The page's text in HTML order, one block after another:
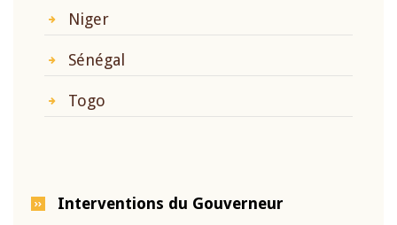
Niger
Sénégal
Togo
Interventions du Gouverneur